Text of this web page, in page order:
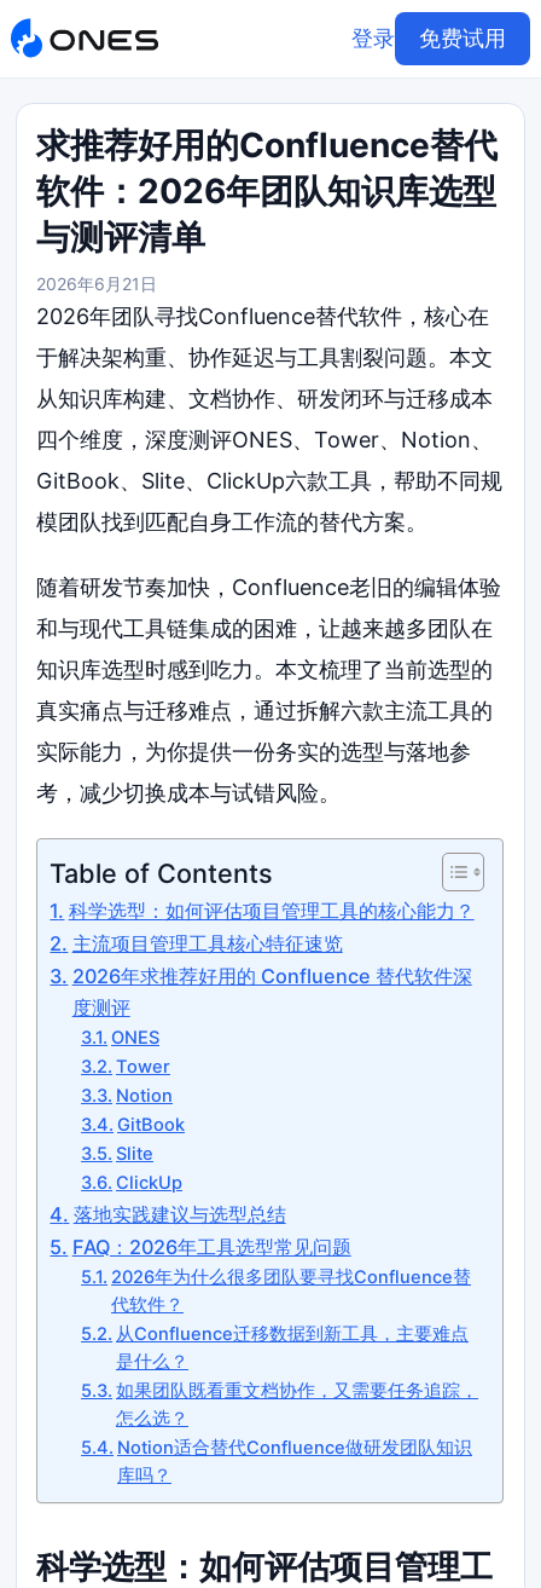
登录 免费试用
求推荐好用的Confluence替代
软件：2026年团队知识库选型
与测评清单
2026年6月21日
2026年团队寻找Confluence替代软件，核心在
于解决架构重、协作延迟与工具割裂问题。本文
从知识库构建、文档协作、研发闭环与迁移成本
四个维度，深度测评ONES、Tower、Notion、
GitBook、Slite、ClickUp六款工具，帮助不同规
模团队找到匹配自身工作流的替代方案。
随着研发节奏加快，Confluence老旧的编辑体验
和与现代工具链集成的困难，让越来越多团队在
知识库选型时感到吃力。本文梳理了当前选型的
真实痛点与迁移难点，通过拆解六款主流工具的
实际能力，为你提供一份务实的选型与落地参
考，减少切换成本与试错风险。
Table of Contents
科学选型：如何评估项目管理工具的核心能力？
主流项目管理工具核心特征速览
2026年求推荐好用的 Confluence 替代软件深
度测评
ONES
Tower
Notion
GitBook
Slite
ClickUp
落地实践建议与选型总结
FAQ：2026年工具选型常见问题
2026年为什么很多团队要寻找Confluence替
代软件？
从Confluence迁移数据到新工具，主要难点
是什么？
如果团队既看重文档协作，又需要任务追踪，
怎么选？
Notion适合替代Confluence做研发团队知识
库吗？
科学选型：如何评估项目管理工